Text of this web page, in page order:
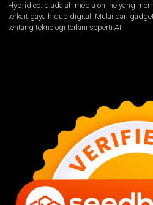
Hybrid.co.id adalah media online yang
terkait gaya hidup digital. Mulai dari
tentang teknologi terkini seperti AI.